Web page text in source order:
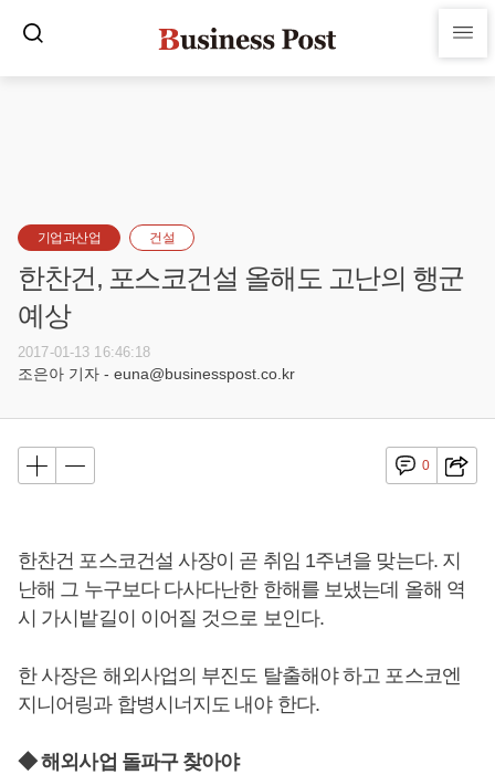
기업과산업 건설
한찬건, 포스코건설 올해도 고난의 행군
예상
2017-01-13 16:46:18
조은아 기자 - euna@businesspost.co.kr
0
한찬건 포스코건설 사장이 곧 취임 1주년을 맞는다. 지
난해 그 누구보다 다사다난한 한해를 보냈는데 올해 역
시 가시밭길이 이어질 것으로 보인다.
한 사장은 해외사업의 부진도 탈출해야 하고 포스코엔
지니어링과 합병시너지도 내야 한다.
◆ 해외사업 돌파구 찾아야